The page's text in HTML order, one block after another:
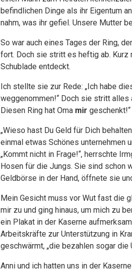
befindlichen Dinge als ihr Eigentum
nahm, was ihr gefiel. Unsere Mutter
So war auch eines Tages der Ring,
fort. Doch sie stritt es heftig ab. Kurz
Schublade entdeckt.
Ich stellte sie zur Rede: „Ich habe
weggenommen!“ Doch sie stritt alles
Diesen Ring hat Oma mir
„Wieso hast Du Geld für Dich
einmal etwas Schönes unternehmen
„Kommt nicht in Frage!“, herrschte
Hosen für die Jungs. Sie sind schon
Geldbörse in der Hand, öffnete sie
Mein Gesicht muss vor Wut fast die
mir zu und ging hinaus, um mich zu
ein Plakat in der Kaserne
Arbeitskräfte zur Unterstützung in
geschwärmt, „die bezahlen sogar die
Anni und ich hatten uns in der